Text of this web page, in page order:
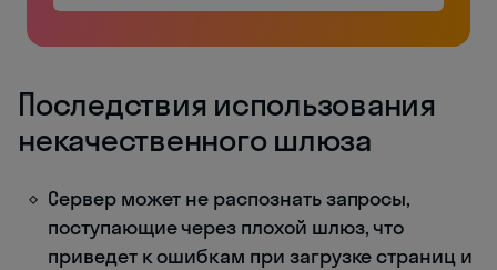
Последствия использования
некачественного шлюза
Сервер может не распознать запросы,
поступающие через плохой шлюз, что
приведет к ошибкам при загрузке страниц и